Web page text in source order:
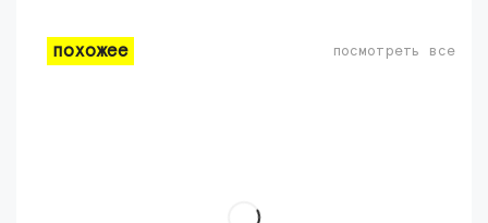
похожее посмотреть все